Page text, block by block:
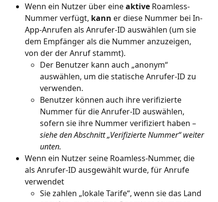
Wenn ein Nutzer über eine aktive Roamless-
Nummer verfügt, kann er diese Nummer bei In-
App-Anrufen als Anrufer-ID auswählen (um sie
dem Empfänger als die Nummer anzuzeigen,
von der der Anruf stammt).
Der Benutzer kann auch „anonym“
auswählen, um die statische Anrufer-ID zu
verwenden.
Benutzer können auch ihre verifizierte
Nummer für die Anrufer-ID auswählen,
sofern sie ihre Nummer verifiziert haben –
siehe den Abschnitt „Verifizierte Nummer“ weiter
unten.
Wenn ein Nutzer seine Roamless-Nummer, die
als Anrufer-ID ausgewählt wurde, für Anrufe
verwendet
Sie zahlen „lokale Tarife“, wenn sie das Land